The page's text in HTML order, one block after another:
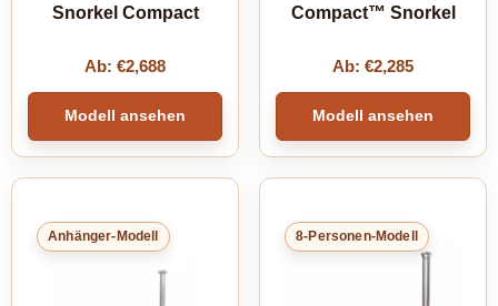
Snorkel Compact
Ab: €2,688
Modell ansehen
Compact™ Snorkel
Ab: €2,285
Modell ansehen
Anhänger-Modell 8-Personen-Modell